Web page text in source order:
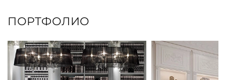
ПОРТФОЛИО